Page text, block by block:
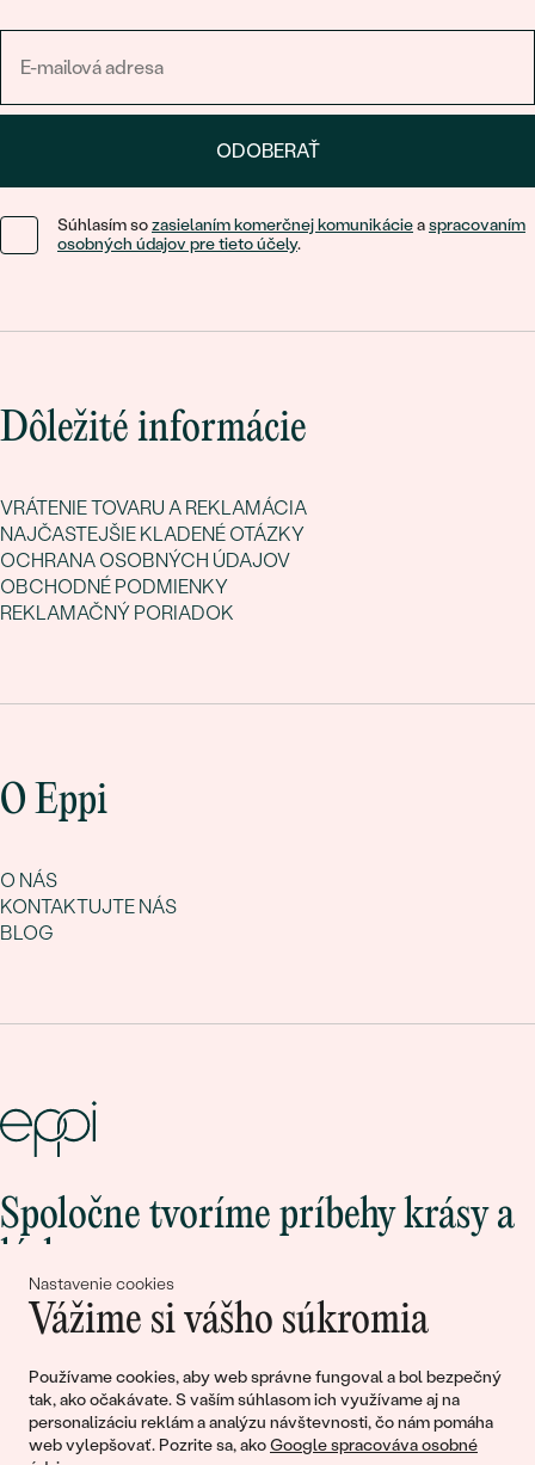
Nastavenie cookies
Vážime si vášho súkromia
Používame cookies, aby web správne fungoval a bol bezpečný
tak, ako očakávate. S vaším súhlasom ich využívame aj na
personalizáciu reklám a analýzu návštevnosti, čo nám pomáha
web vylepšovať. Pozrite sa, akoGoogle spracováva osobné
ODOBERAŤ
Súhlasím sozasielaním komerčnej komunikácieaspracovaním
osobných údajov pre tieto účely.
Dôležité informácie
VRÁTENIE TOVARU A REKLAMÁCIA
NAJČASTEJŠIE KLADENÉ OTÁZKY
OCHRANA OSOBNÝCH ÚDAJOV
OBCHODNÉ PODMIENKY
REKLAMAČNÝ PORIADOK
O Eppi
O NÁS
KONTAKTUJTE NÁS
BLOG
Spoločne tvoríme príbehy krásy a
Pripojte sa k nám!